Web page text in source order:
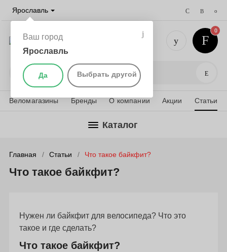
Ярославль
Ваш город
Ярославль
Да Выбрать другой Поиск
+7
0
Веломагазины Бренды О компании Акции Статьи
Каталог
Главная Статьи Что такое байкфит?
Что такое байкфит?
Нужен ли байкфит для велосипеда? Что это
такое и где сделать?
Что такое байкфит?